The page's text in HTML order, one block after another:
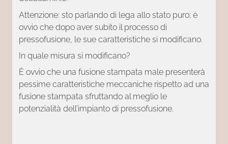
Attenzione: sto parlando di lega allo stato puro; è
ovvio che dopo aver subito il processo di
pressofusione, le sue caratteristiche si modificano.
In quale misura si modificano?
È ovvio che una fusione stampata male presenterà
pessime caratteristiche meccaniche rispetto ad una
fusione stampata sfruttando al meglio le
potenzialità dell’impianto di pressofusione.